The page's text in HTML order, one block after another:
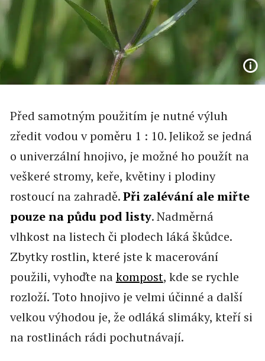
Před samotným použitím je nutné výluh
zředit vodou v poměru 1 : 10. Jelikož se jedná
o univerzální hnojivo, je možné ho použít na
veškeré stromy, keře, květiny i plodiny
rostoucí na zahradě.Při zalévání ale miřte
pouze na půdu pod listy. Nadměrná
vlhkost na listech či plodech láká škůdce.
Zbytky rostlin, které jste k macerování
použili, vyhoďte nakompost, kde se rychle
rozloží. Toto hnojivo je velmi účinné a další
velkou výhodou je, že odláká slimáky, kteří si
na rostlinách rádi pochutnávají.